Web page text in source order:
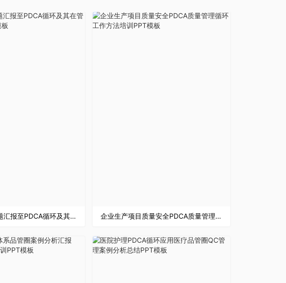
医疗品管圈主题汇报至PDCA循环及其在管理中的应用PPT模板 企业生产项目质量安全PDCA质量管理循环工作方法培训PPT模板